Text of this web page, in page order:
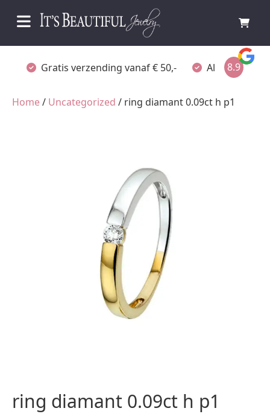
Gratis verzending vanaf € 50,- Altijd verpakt
8.9
Home/ Uncategorized / ring diamant 0.09ct h p1
ring diamant 0.09ct h p1